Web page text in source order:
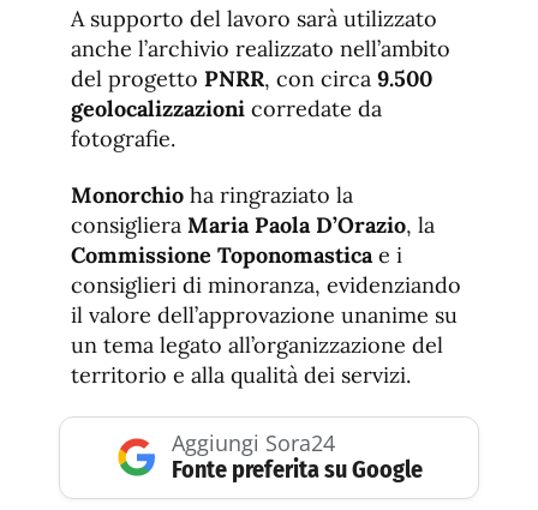
A supporto del lavoro sarà utilizzato
anche l’archivio realizzato nell’ambito
del progetto PNRR, con circa 9.500
geolocalizzazioni corredate da
fotografie.
Monorchio ha ringraziato la
consigliera Maria Paola D’Orazio, la
Commissione Toponomastica e i
consiglieri di minoranza, evidenziando
il valore dell’approvazione unanime su
un tema legato all’organizzazione del
territorio e alla qualità dei servizi.
Aggiungi Sora24
Fonte preferita su Google